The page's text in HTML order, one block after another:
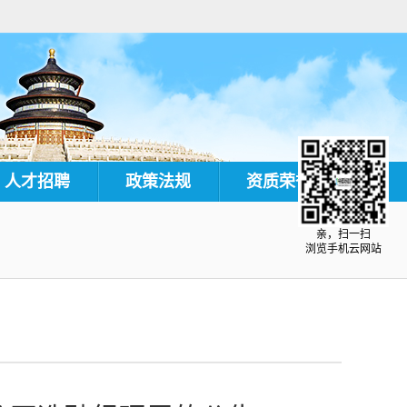
人才招聘 政策法规 资质荣誉
亲，扫一扫
浏览手机云网站